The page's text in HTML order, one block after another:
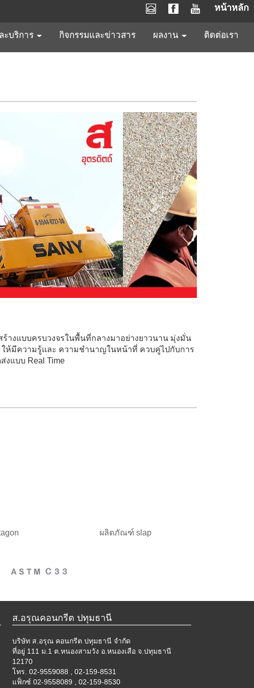
บริการ กิจกรรมและข่าวสาร ผลงาน ติดต่อเรา
หน้าหลัก
างแบบครบวงจรในพื้นที่กลางมาอย่างยาวนาน มุ่งมั่น
ห้มีความรู้และ ความชำนาญในหน้าที่ ควบคู่ไปกับการ
งแบบ Real Time
ผลิตภัณฑ์ slap
ส.อรุณคอนกรีต ปทุมธานี
บริษัท ส.อรุณ คอนกรีต ปทุมธานี จำกัด
ที่อยู่ 111 ม.1 ต.หนองสามวัง อ.หนองเสือ จ.ปทุมธานี
12170
โทร. 02-9559088 , 02-159-8531
แฟ็กซ์ 02-9558089 , 02-159-8530